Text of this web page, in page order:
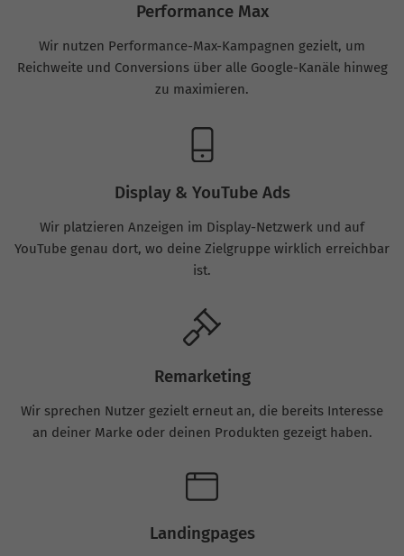
Performance Max
Wir nutzen Performance-Max-Kampagnen gezielt, um
Reichweite und Conversions über alle Google-Kanäle hinweg
zu maximieren.
Display & YouTube Ads
Wir platzieren Anzeigen im Display-Netzwerk und auf
YouTube genau dort, wo deine Zielgruppe wirklich erreichbar
ist.
Remarketing
Wir sprechen Nutzer gezielt erneut an, die bereits Interesse
an deiner Marke oder deinen Produkten gezeigt haben.
Landingpages